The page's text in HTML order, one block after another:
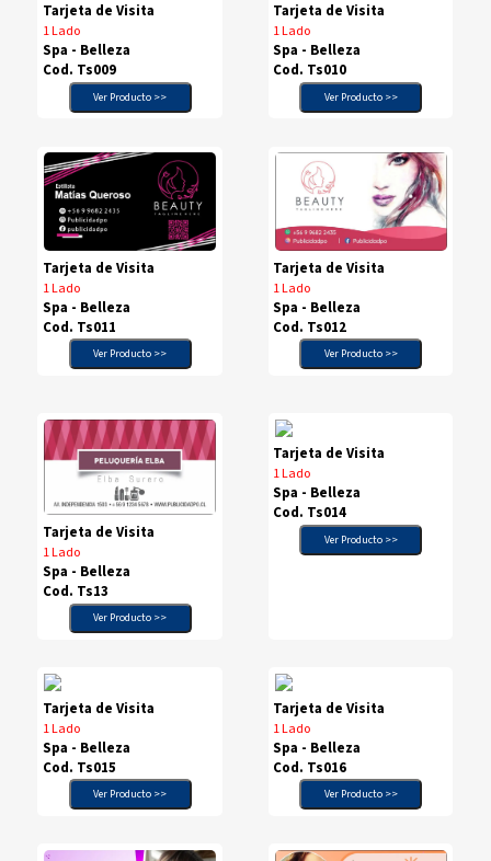
Tarjeta de Visita
1 Lado
Spa - Belleza
Cod. Ts009
Ver Producto >>
Tarjeta de Visita
1 Lado
Spa - Belleza
Cod. Ts010
Ver Producto >>
Tarjeta de Visita
1 Lado
Spa - Belleza
Cod. Ts011
Ver Producto >>
Tarjeta de Visita
1 Lado
Spa - Belleza
Cod. Ts012
Ver Producto >>
Tarjeta de Visita
1 Lado
Spa - Belleza
Cod. Ts13
Ver Producto >>
Tarjeta de Visita
1 Lado
Spa - Belleza
Cod. Ts014
Ver Producto >>
Tarjeta de Visita
1 Lado
Spa - Belleza
Cod. Ts015
Ver Producto >>
Tarjeta de Visita
1 Lado
Spa - Belleza
Cod. Ts016
Ver Producto >>